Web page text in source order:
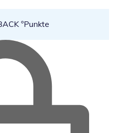
°Punkte